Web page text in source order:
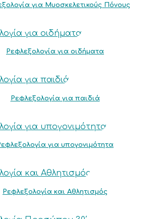
για Μυοσκελετικούς Πόνους
Ρεφλεξολογία για οιδήματα
Ρεφλεξολογία για παιδιά
για υπογονιμότητα
Ρεφλεξολογία και Αθλητισμός